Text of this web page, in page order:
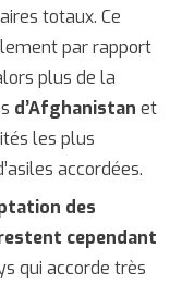
totaux. Ce
par rapport
plus de la
d’Afghanistan et
les plus
accordées.
des
cependant
qui accorde très